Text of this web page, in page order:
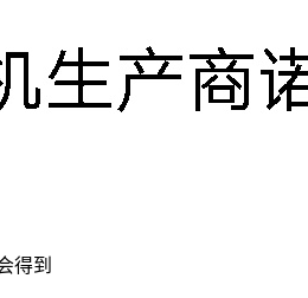
得到